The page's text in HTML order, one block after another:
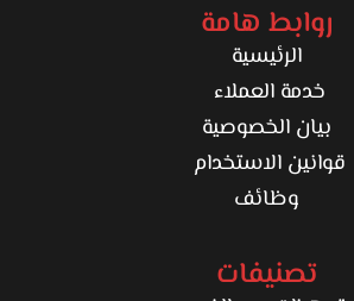
روابط هامة
الرئيسية
خدمة العملاء
بيان الخصوصية
قوانين الاستخدام
وظائف
تصنيفات